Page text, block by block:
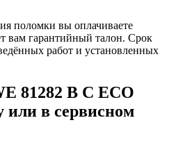
поломки вы оплачиваете
вам гарантийный талон. Срок
работ и установленных
81282 B C ECO
или в сервисном